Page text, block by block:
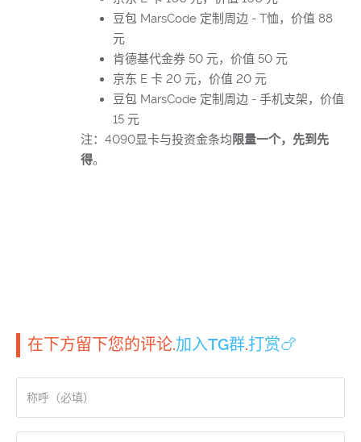
豆包 MarsCode 定制周边 - T恤，价值 88
元
肯德基代金券 50 元，价值 50 元
京东 E 卡 20 元，价值 20 元
豆包 MarsCode 定制周边 - 手机支架，价值
15 元
注：4090显卡与投资金条均 限量一个，先到先
得。
在下方留下您的评论.加入TG群.打赏🍗